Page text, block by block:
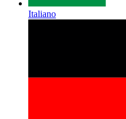
Italiano